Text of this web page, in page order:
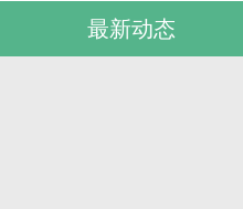
最新动态